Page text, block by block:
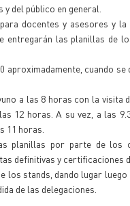
del público en general.
docentes y asesores y
entregarán las planillas
aproximadamente, cuando
a las 8 horas con la
12 horas. A su vez, a las
11 horas.
planillas por parte de los
definitivas y certificaciones
los stands, dando lugar
de las delegaciones.